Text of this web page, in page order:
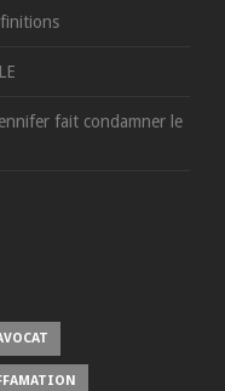
fait condamner le